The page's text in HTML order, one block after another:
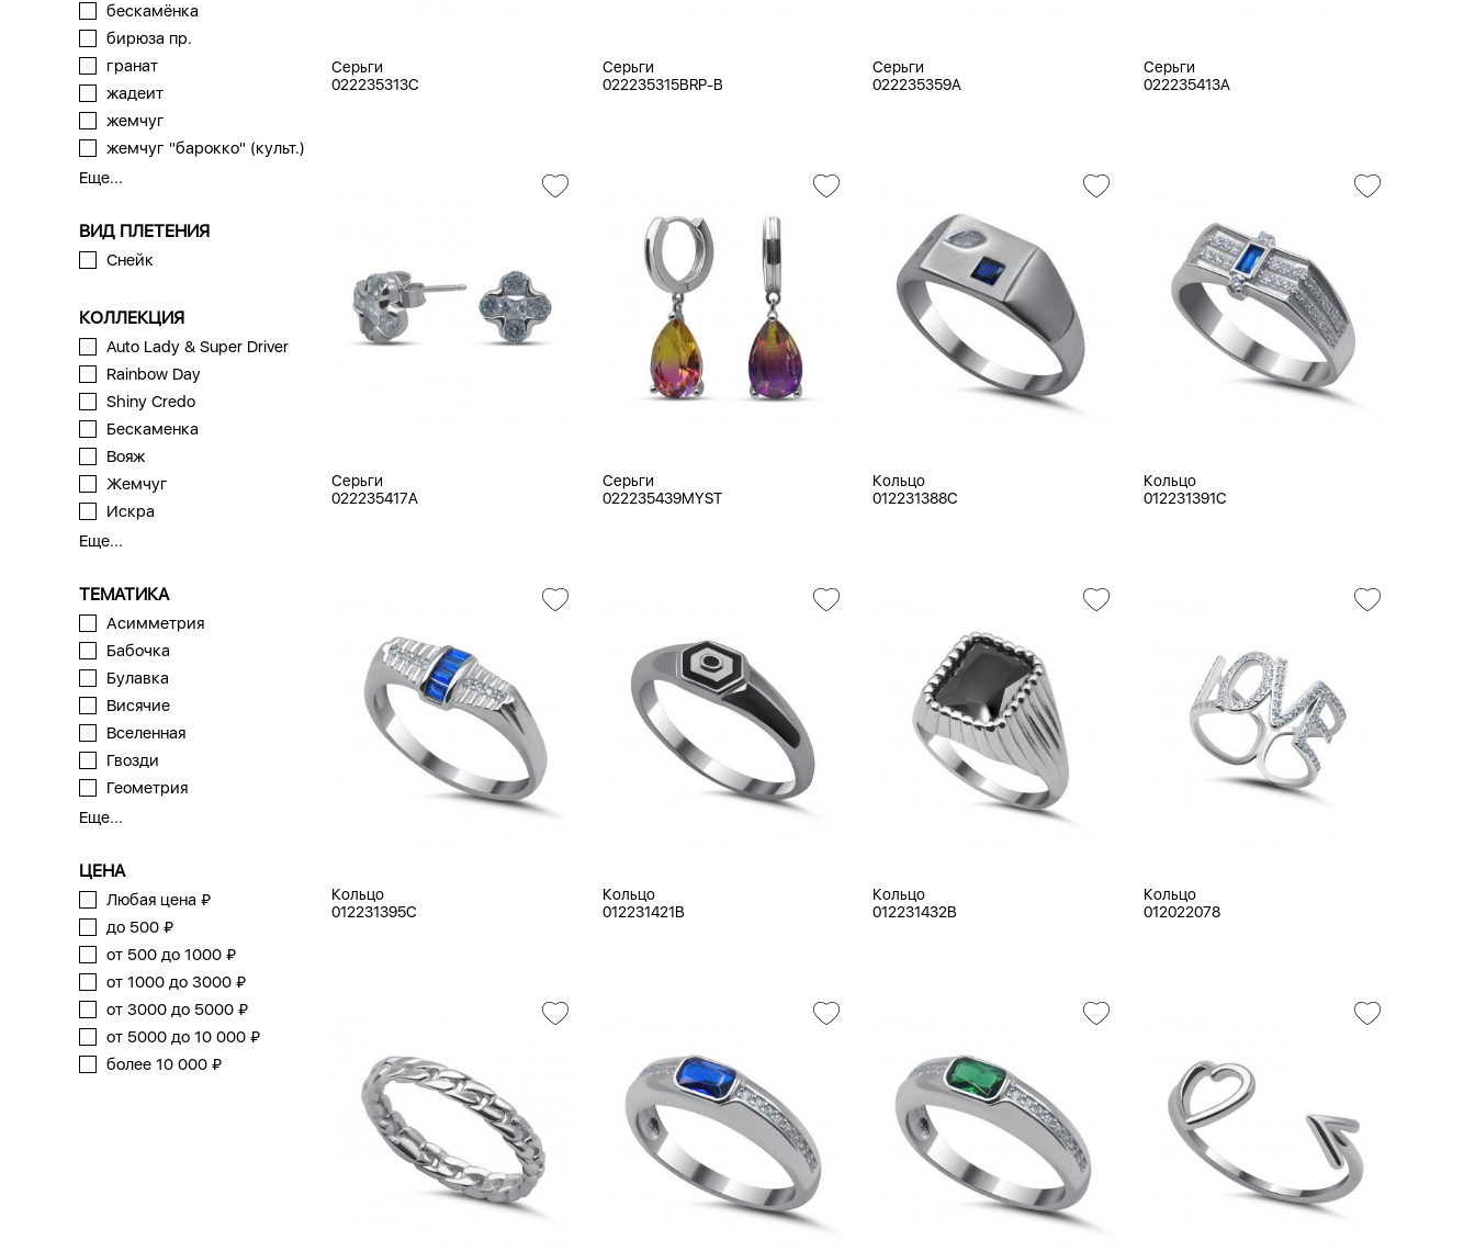
бескамёнка
бирюза пр.
гранат
жадеит
жемчуг
жемчуг "барокко" (культ.)
Еще...
ВИД ПЛЕТЕНИЯ
Снейк
КОЛЛЕКЦИЯ
Auto Lady & Super Driver
Rainbow Day
Shiny Credo
Бескаменка
Вояж
Жемчуг
Искра
Еще...
ТЕМАТИКА
Асимметрия
Бабочка
Булавка
Висячие
Вселенная
Гвозди
Геометрия
Еще...
ЦЕНА
Любая цена ₽
до 500 ₽
от 500 до 1000 ₽
от 1000 до 3000 ₽
от 3000 до 5000 ₽
от 5000 до 10 000 ₽
более 10 000 ₽
Серьги
022235313C
Серьги
022235315BRP-B
Серьги
022235359A
Серьги
022235413A
Серьги
022235417A
Серьги
022235439MYST
Кольцо
012231388C
Кольцо
012231391C
Кольцо
012231395C
Кольцо
012231421B
Кольцо
012231432B
Кольцо
012022078